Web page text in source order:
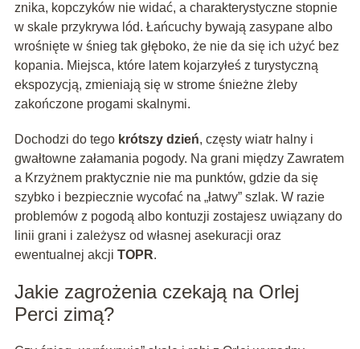
znika, kopczyków nie widać, a charakterystyczne stopnie
w skale przykrywa lód. Łańcuchy bywają zasypane albo
wrośnięte w śnieg tak głęboko, że nie da się ich użyć bez
kopania. Miejsca, które latem kojarzyłeś z turystyczną
ekspozycją, zmieniają się w strome śnieżne żleby
zakończone progami skalnymi.
Dochodzi do tego krótszy dzień, częsty wiatr halny i
gwałtowne załamania pogody. Na grani między Zawratem
a Krzyżnem praktycznie nie ma punktów, gdzie da się
szybko i bezpiecznie wycofać na „łatwy” szlak. W razie
problemów z pogodą albo kontuzji zostajesz uwiązany do
linii grani i zależysz od własnej asekuracji oraz
ewentualnej akcji TOPR.
Jakie zagrożenia czekają na Orlej
Perci zimą?